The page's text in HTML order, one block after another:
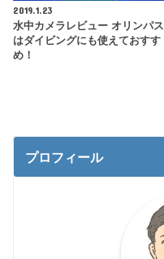
2019.1.23
水中カメラレビュー オリンパス
はダイビングにも使えておすす
め！
プロフィール